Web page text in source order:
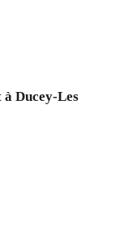
Ducey-Les